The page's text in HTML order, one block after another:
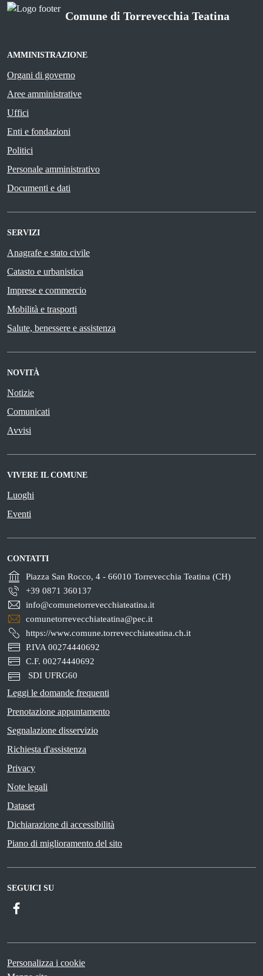
Comune di Torrevecchia Teatina
AMMINISTRAZIONE
Organi di governo
Aree amministrative
Uffici
Enti e fondazioni
Politici
Personale amministrativo
Documenti e dati
SERVIZI
Anagrafe e stato civile
Catasto e urbanistica
Imprese e commercio
Mobilità e trasporti
Salute, benessere e assistenza
NOVITÀ
Notizie
Comunicati
Avvisi
VIVERE IL COMUNE
Luoghi
Eventi
CONTATTI
Piazza San Rocco, 4 - 66010 Torrevecchia Teatina (CH)
+39 0871 360137
info@comunetorrevecchiateatina.it
comunetorrevecchiateatina@pec.it
https://www.comune.torrevecchiateatina.ch.it
P.IVA 00274440692
C.F. 00274440692
SDI UFRG60
Leggi le domande frequenti
Prenotazione appuntamento
Segnalazione disservizio
Richiesta d'assistenza
Privacy
Note legali
Dataset
Dichiarazione di accessibilità
Piano di miglioramento del sito
SEGUICI SU
Personalizza i cookie